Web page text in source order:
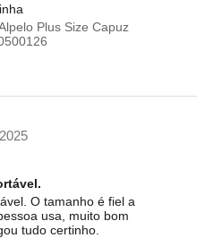
Plus Size Capuz
O tamanho é fiel a
usa, muito bom
tudo certinho.